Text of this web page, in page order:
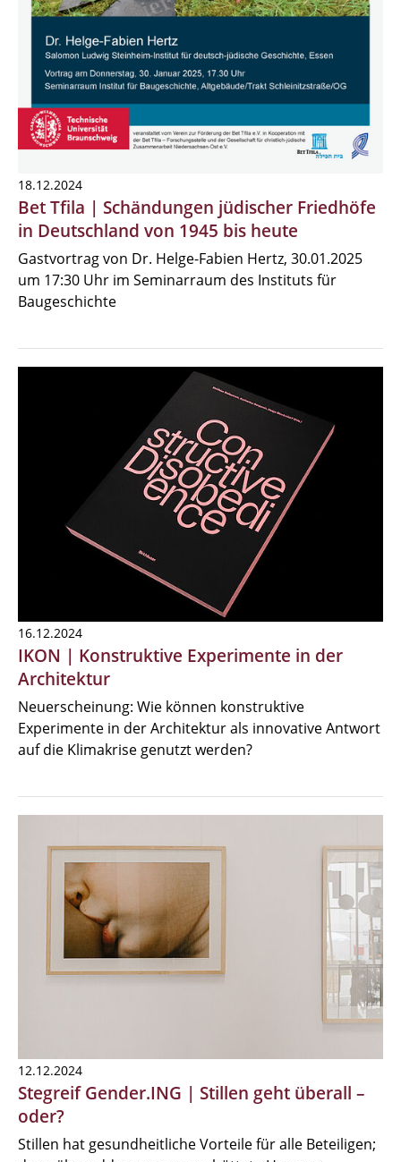
18.12.2024
Bet Tfila | Schändungen jüdischer Friedhöfe
in Deutschland von 1945 bis heute
Gastvortrag von Dr. Helge-Fabien Hertz, 30.01.2025
um 17:30 Uhr im Seminarraum des Instituts für
Baugeschichte
16.12.2024
IKON | Konstruktive Experimente in der
Architektur
Neuerscheinung: Wie können konstruktive
Experimente in der Architektur als innovative Antwort
auf die Klimakrise genutzt werden?
12.12.2024
Stegreif Gender.ING | Stillen geht überall –
oder?
Stillen hat gesundheitliche Vorteile für alle Beteiligen;